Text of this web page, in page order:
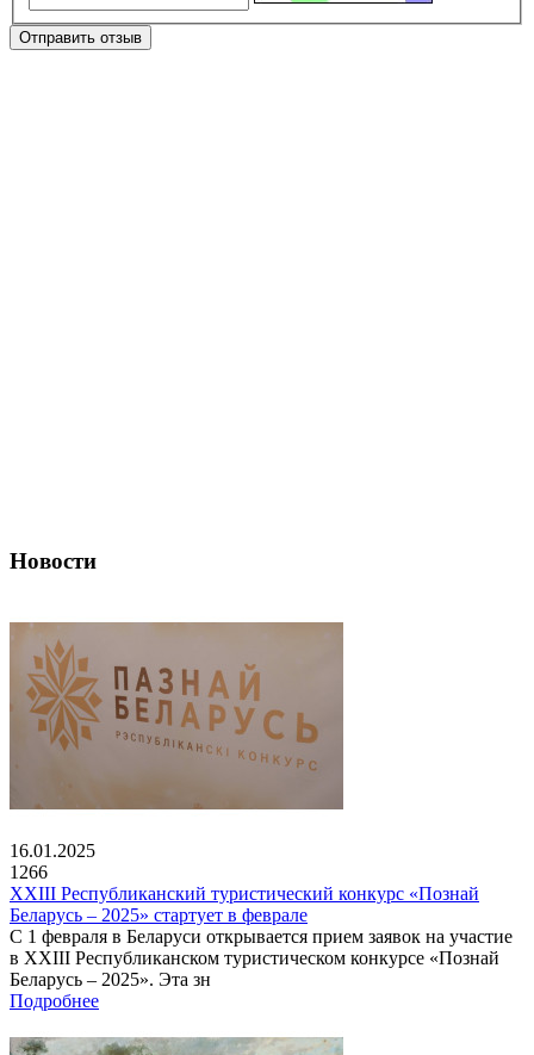
Отправить отзыв
Новости
16.01.2025
1266
XXIII Республиканский туристический конкурс «Познай
Беларусь – 2025» стартует в феврале
С 1 февраля в Беларуси открывается прием заявок на участие
в XXIII Республиканском туристическом конкурсе «Познай
Беларусь – 2025». Эта зн
Подробнее